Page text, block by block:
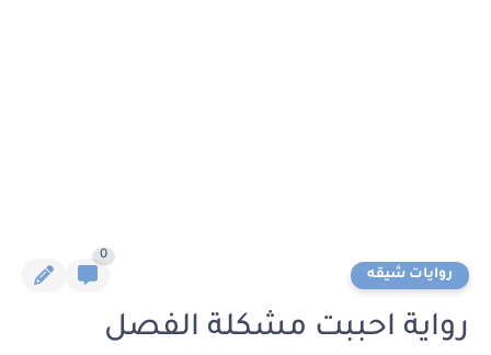
روايات شيقه
0
رواية احببت مشكلة الفصل